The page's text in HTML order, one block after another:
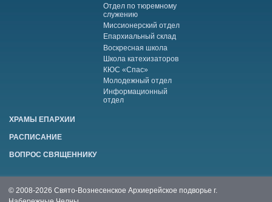
Отдел по тюремному
служению
Миссионерский отдел
Епархиальный склад
Воскресная школа
Школа катехизаторов
КЮС «Спас»
Молодежный отдел
Информационный
отдел
ХРАМЫ ЕПАРХИИ
РАСПИСАНИЕ
ВОПРОС СВЯЩЕННИКУ
© 2008-2026 Свято-Вознесенское Архиерейское подворье г.